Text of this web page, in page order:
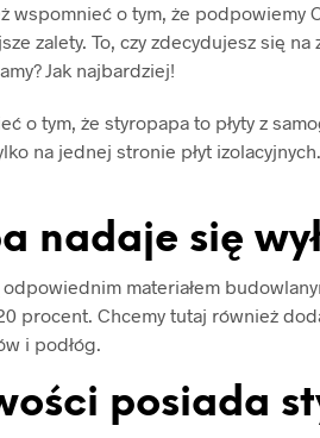
wspomnieć o tym, że podpowiemy
zalety. To, czy zdecydujesz się
Jak najbardziej!
o tym, że styropapa to płyty z
na jednej stronie płyt
nadaje się
materiałem
procent. Chcemy tutaj również
i podłóg.
posiada